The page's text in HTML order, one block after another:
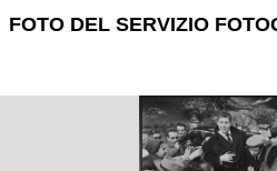
FOTO DEL SERVIZIO